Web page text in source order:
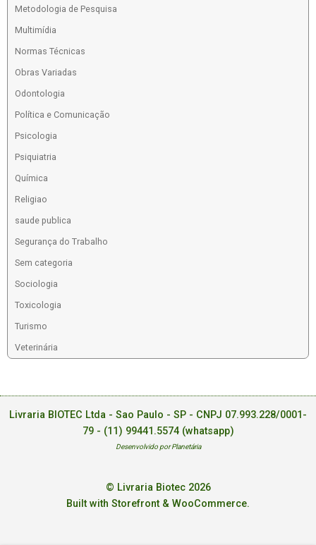
Metodologia de Pesquisa
Multimídia
Normas Técnicas
Obras Variadas
Odontologia
Política e Comunicação
Psicologia
Psiquiatria
Química
Religiao
saude publica
Segurança do Trabalho
Sem categoria
Sociologia
Toxicologia
Turismo
Veterinária
Livraria BIOTEC Ltda - Sao Paulo - SP - CNPJ 07.993.228/0001-
79 - (11) 99441.5574 (whatsapp)
Desenvolvido por Planetária
© Livraria Biotec 2026
Built with Storefront & WooCommerce.